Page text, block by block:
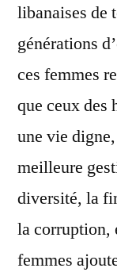
libanaises de
générations
ces femmes
que ceux des
une vie
meilleure
diversité, la
la corruption,
femmes